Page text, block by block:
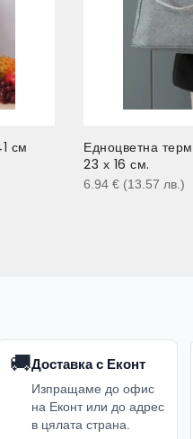
см
Едноцветна
23 х 16 см.
6.94 € (13.57 лв. )
🚚Доставка с Еконт
Изпращаме до офис
на Еконт или до адрес
в цялата страна.